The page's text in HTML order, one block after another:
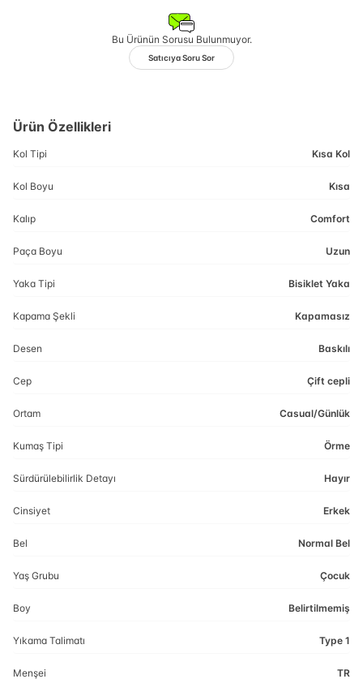
Bu Ürünün Sorusu Bulunmuyor.
Satıcıya Soru Sor
Ürün Özellikleri
Kol Tipi Kısa Kol
Kol Boyu Kısa
Kalıp Comfort
Paça Boyu Uzun
Yaka Tipi Bisiklet Yaka
Kapama Şekli Kapamasız
Desen Baskılı
Cep Çift cepli
Ortam Casual/Günlük
Kumaş Tipi Örme
Sürdürülebilirlik Detayı Hayır
Cinsiyet Erkek
Bel Normal Bel
Yaş Grubu Çocuk
Boy Belirtilmemiş
Yıkama Talimatı Type 1
Menşei TR